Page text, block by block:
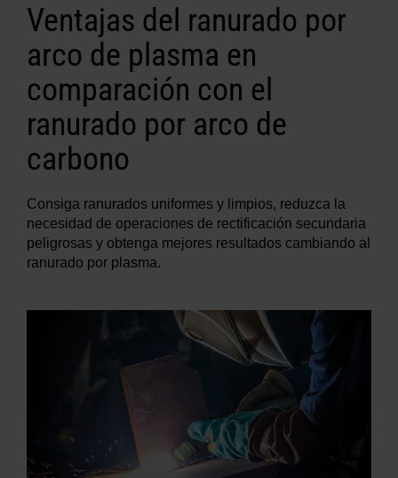
Ventajas del ranurado por
arco de plasma en
comparación con el
ranurado por arco de
carbono
Consiga ranurados uniformes y limpios, reduzca la
necesidad de operaciones de rectificación secundaria
peligrosas y obtenga mejores resultados cambiando al
ranurado por plasma.